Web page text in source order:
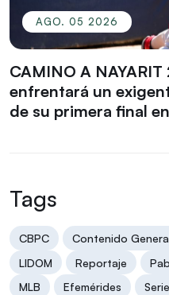
AGO. 05 2026
CAMINO A
enfrentará un
de su primera final
Tags
CBPC Contenido
LIDOM
Reportaje
MLB
Efemérides